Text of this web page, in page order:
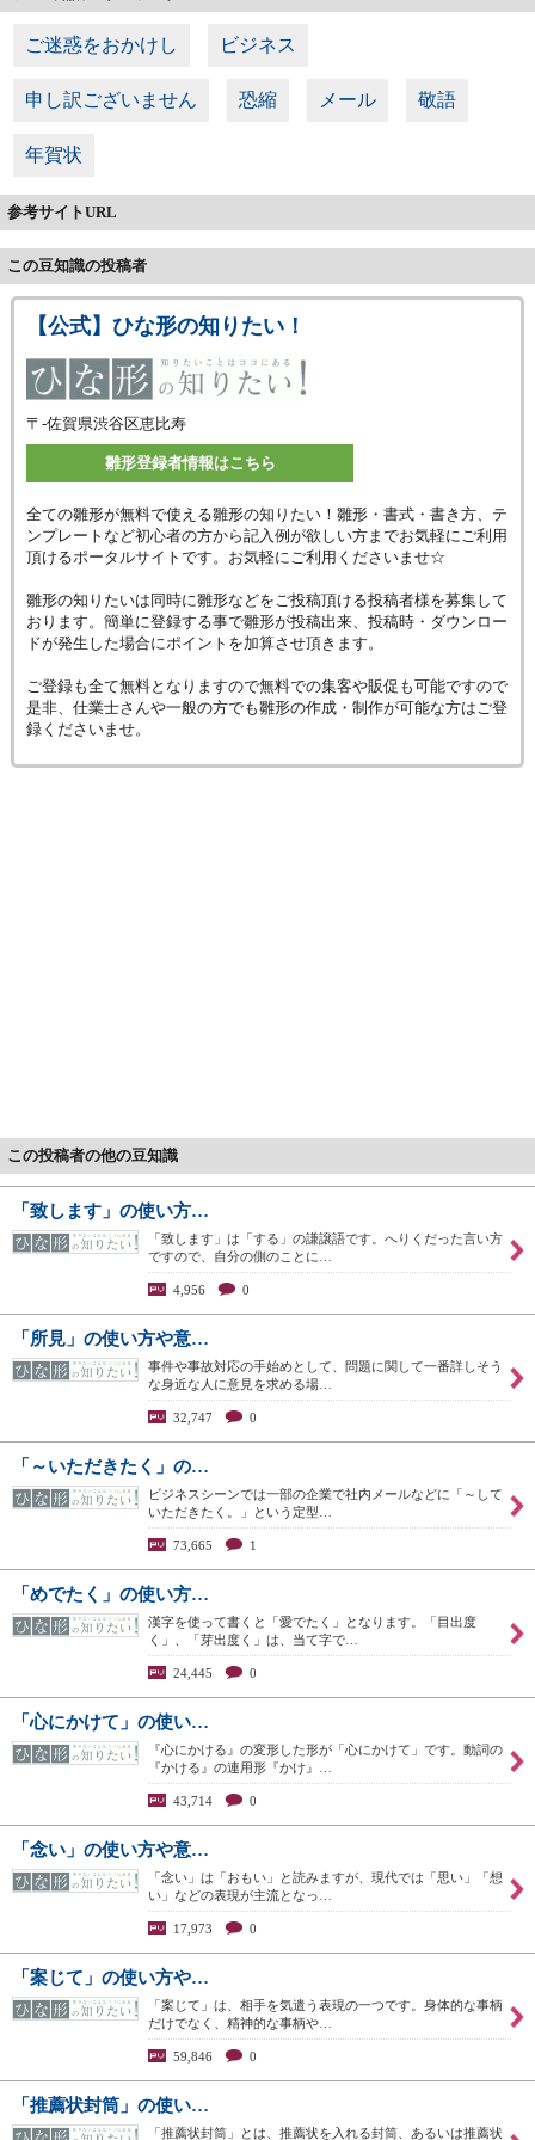
ご迷惑をおかけし ビジネス
申し訳ございません 恐縮 メール 敬語
年賀状
参考サイトURL
この豆知識の投稿者
【公式】ひな形の知りたい！
〒-佐賀県渋谷区恵比寿
雛形登録者情報はこちら
全ての雛形が無料で使える雛形の知りたい！雛形・書式・書き方、テ
ンプレートなど初心者の方から記入例が欲しい方までお気軽にご利用
頂けるポータルサイトです。お気軽にご利用くださいませ☆
雛形の知りたいは同時に雛形などをご投稿頂ける投稿者様を募集して
おります。簡単に登録する事で雛形が投稿出来、投稿時・ダウンロー
ドが発生した場合にポイントを加算させ頂きます。
ご登録も全て無料となりますので無料での集客や販促も可能ですので
是非、仕業士さんや一般の方でも雛形の作成・制作が可能な方はご登
録くださいませ。
この投稿者の他の豆知識
「致します」の使い方…
「致します」は「する」の謙譲語です。へりくだった言い方
ですので、自分の側のことに…
4,956 0
「所見」の使い方や意…
事件や事故対応の手始めとして、問題に関して一番詳しそう
な身近な人に意見を求める場…
32,747 0
「～いただきたく」の…
ビジネスシーンでは一部の企業で社内メールなどに「～して
いただきたく。」という定型…
73,665 1
「めでたく」の使い方…
漢字を使って書くと「愛でたく」となります。「目出度
く」、「芽出度く」は、当て字で…
24,445 0
「心にかけて」の使い…
『心にかける』の変形した形が「心にかけて」です。動詞の
『かける』の連用形『かけ』…
43,714 0
「念い」の使い方や意…
「念い」は「おもい」と読みますが、現代では「思い」「想
い」などの表現が主流となっ…
17,973 0
「案じて」の使い方や…
「案じて」は、相手を気遣う表現の一つです。身体的な事柄
だけでなく、精神的な事柄や…
59,846 0
「推薦状封筒」の使い…
「推薦状封筒」とは、推薦状を入れる封筒、あるいは推薦状